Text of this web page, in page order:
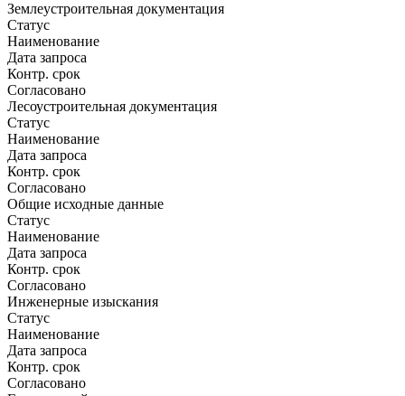
Землеустроительная документация
Статус
Наименование
Дата запроса
Контр. срок
Согласовано
Лесоустроительная документация
Статус
Наименование
Дата запроса
Контр. срок
Согласовано
Общие исходные данные
Статус
Наименование
Дата запроса
Контр. срок
Согласовано
Инженерные изыскания
Статус
Наименование
Дата запроса
Контр. срок
Согласовано